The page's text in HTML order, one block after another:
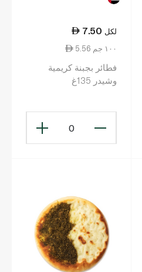
7.50 لكل
5.56 ١٠٠ جم
فطائر بجبنة كريمية
وشيدر 135غ
0